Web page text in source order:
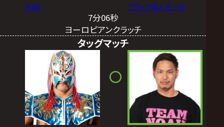
Hi69 ブラックめんそーれ
7分06秒
ヨーロピアンクラッチ
タッグマッチ